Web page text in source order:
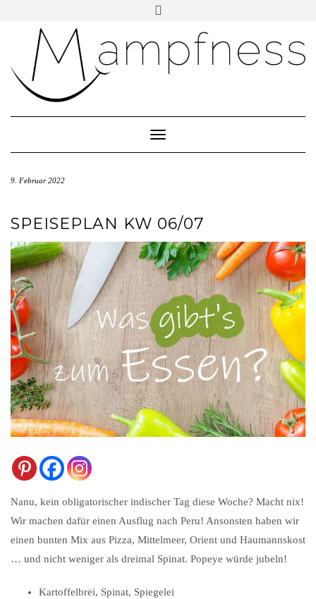
IMPRESSUM
DATENSCHUTZ
Toggle Navigation
9. Februar 2022
SPEISEPLAN KW 06/07
Nanu, kein obligatorischer indischer Tag diese Woche? Macht nix!
Wir machen dafür einen Ausflug nach Peru! Ansonsten haben wir
einen bunten Mix aus Pizza, Mittelmeer, Orient und Haumannskost
… und nicht weniger als dreimal Spinat. Popeye würde jubeln!
Kartoffelbrei, Spinat, Spiegelei